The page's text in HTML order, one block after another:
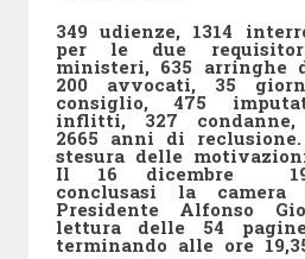
349 udienze, 1314
per le due
ministeri, 635 arringhe
200 avvocati, 35
consiglio, 475
inflitti, 327 condanne,
2665 anni di
stesura delle
Il 16 dicembre
conclusasi la
Presidente Alfonso
lettura delle 54
terminando alle ore